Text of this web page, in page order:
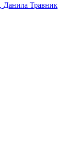
Данила Травник